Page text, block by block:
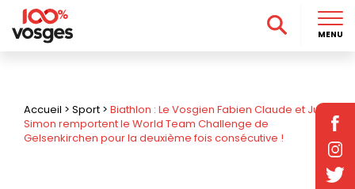
Accueil > Sport > Biathlon : Le Vosgien Fabien Claude et Julia
Simon remportent le World Team Challenge de
Gelsenkirchen pour la deuxième fois consécutive !
MENU